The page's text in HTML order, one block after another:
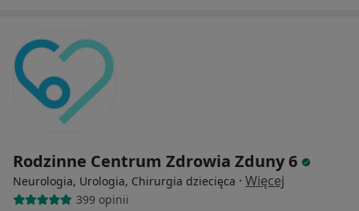
Rodzinne Centrum Zdrowia Zduny 6
Neurologia, Urologia, Chirurgia dziecięca · Więcej
399 opinii